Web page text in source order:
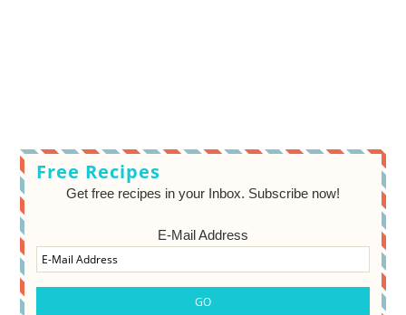
Free Recipes
Get free recipes in your Inbox. Subscribe now!
E-Mail Address